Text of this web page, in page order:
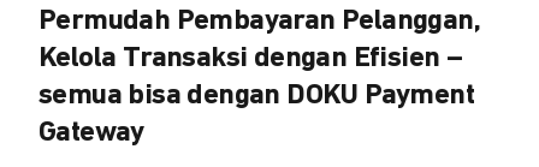
Permudah Pembayaran Pelanggan,
Kelola Transaksi dengan Efisien –
semua bisa dengan DOKU Payment
Gateway